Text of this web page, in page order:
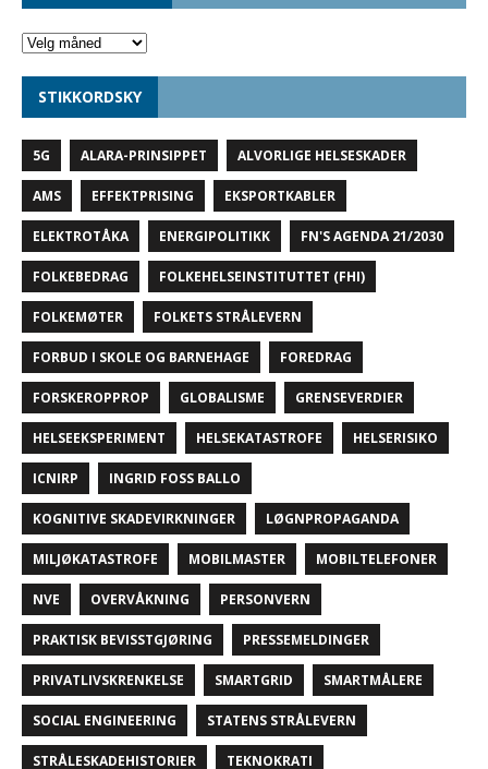
STIKKORDSKY
5G ALARA-PRINSIPPET ALVORLIGE HELSESKADER
AMS EFFEKTPRISING EKSPORTKABLER
ELEKTROTÅKA ENERGIPOLITIKK FN'S AGENDA 21/2030
FOLKEBEDRAG FOLKEHELSEINSTITUTTET (FHI)
FOLKEMØTER FOLKETS STRÅLEVERN
FORBUD I SKOLE OG BARNEHAGE FOREDRAG
FORSKEROPPROP GLOBALISME GRENSEVERDIER
HELSEEKSPERIMENT HELSEKATASTROFE HELSERISIKO
ICNIRP INGRID FOSS BALLO
KOGNITIVE SKADEVIRKNINGER LØGNPROPAGANDA
MILJØKATASTROFE MOBILMASTER MOBILTELEFONER
NVE OVERVÅKNING PERSONVERN
PRAKTISK BEVISSTGJØRING PRESSEMELDINGER
PRIVATLIVSKRENKELSE SMARTGRID SMARTMÅLERE
SOCIAL ENGINEERING STATENS STRÅLEVERN
STRÅLESKADEHISTORIER TEKNOKRATI